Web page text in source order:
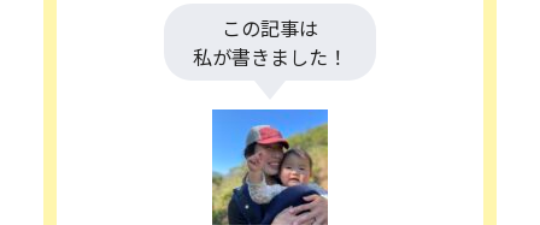
この記事は
私が書きました！